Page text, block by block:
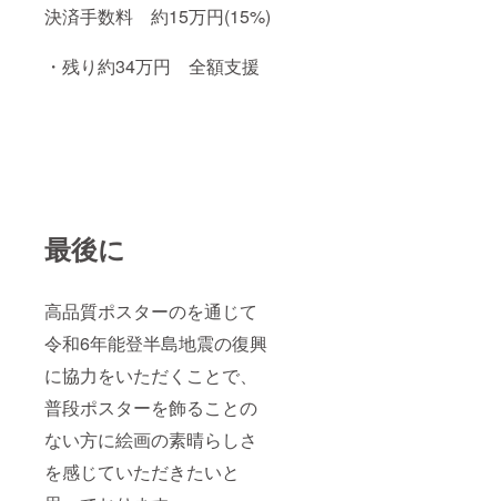
決済手数料 約15万円(15%)
・残り約34万円 全額支援
最後に
高品質ポスターのを通じて
令和6年能登半島地震の復興
に協力をいただくことで、
普段ポスターを飾ることの
ない方に絵画の素晴らしさ
を感じていただきたいと